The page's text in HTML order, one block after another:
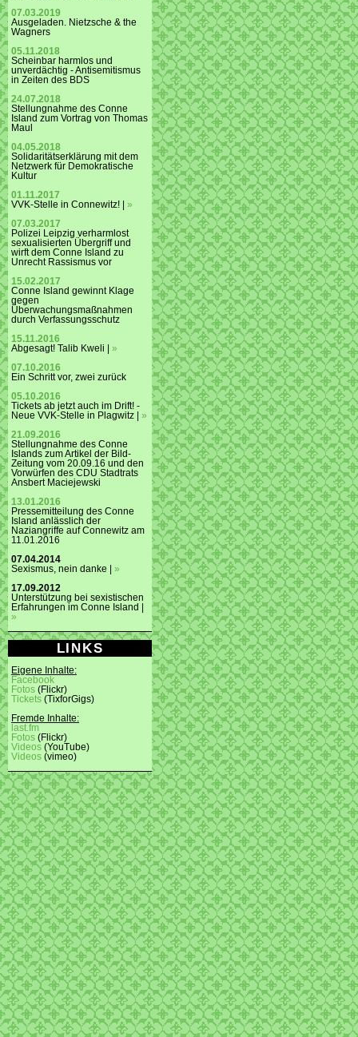
07.03.2019
Ausgeladen. Nietzsche & the
Wagners
05.11.2018
Scheinbar harmlos und
unverdächtig - Antisemitismus
in Zeiten des BDS
24.07.2018
Stellungnahme des Conne
Island zum Vortrag von Thomas
Maul
04.05.2018
Solidaritätserklärung mit dem
Netzwerk für Demokratische
Kultur
01.11.2017
VVK-Stelle in Connewitz! | »
07.03.2017
Polizei Leipzig verharmlost
sexualisierten Übergriff und
wirft dem Conne Island zu
Unrecht Rassismus vor
15.02.2017
Conne Island gewinnt Klage
gegen
Überwachungsmaßnahmen
durch Verfassungsschutz
15.11.2016
Abgesagt! Talib Kweli | »
07.10.2016
Ein Schritt vor, zwei zurück
05.10.2016
Tickets ab jetzt auch im Drift! -
Neue VVK-Stelle in Plagwitz | »
21.09.2016
Stellungnahme des Conne
Islands zum Artikel der Bild-
Zeitung vom 20.09.16 und den
Vorwürfen des CDU Stadtrats
Ansbert Maciejewski
13.01.2016
Pressemitteilung des Conne
Island anlässlich der
Naziangriffe auf Connewitz am
11.01.2016
07.04.2014
Sexismus, nein danke | »
17.09.2012
Unterstützung bei sexistischen
Erfahrungen im Conne Island |
»
LINKS
Eigene Inhalte:
Facebook
Fotos (Flickr)
Tickets (TixforGigs)
Fremde Inhalte:
last.fm
Fotos (Flickr)
Videos (YouTube)
Videos (vimeo)